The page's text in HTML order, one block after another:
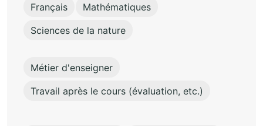
Français
Mathématiques
Sciences de la nature
Métier d'enseigner
Travail après le cours (évaluation, etc.)